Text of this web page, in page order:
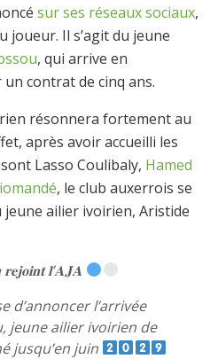
sur ses réseaux sociaux,
joueur. Il s’agit du jeune
, qui arrive en
contrat de cinq ans.
résonnera fortement au
après avoir accueilli les
Lasso Coulibaly, Hamed
, le club auxerrois se
jeune ailier ivoirien, Aristide
𝐥’𝐀𝐉𝐀
d’annoncer l’arrivée
jeune ailier ivoirien de
jusqu’en juin